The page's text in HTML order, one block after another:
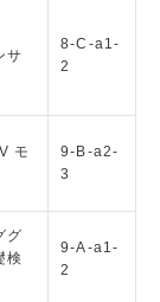
サ
8-C-a1-
2
モ
9-B-a2-
3
グ
検
9-A-a1-
2